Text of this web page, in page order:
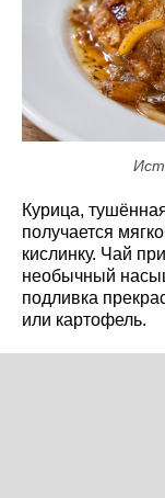
Курица,
получается
кислинку. Чай
необычный
подливка
или картофель.